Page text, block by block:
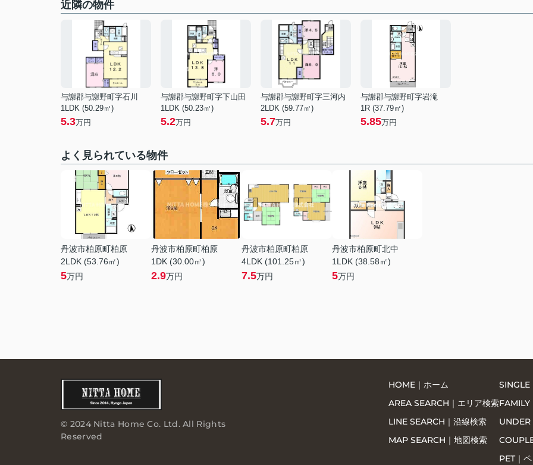
近隣の物件
与謝郡与謝野町字石川
1LDK (50.29㎡)
5.3万円
与謝郡与謝野町字下山田
1LDK (50.23㎡)
5.2万円
与謝郡与謝野町字三河内
2LDK (59.77㎡)
5.7万円
与謝郡与謝野町字岩滝
1R (37.79㎡)
5.85万円
よく見られている物件
丹波市柏原町柏原
2LDK (53.76㎡)
5万円
丹波市柏原町柏原
1DK (30.00㎡)
2.9万円
丹波市柏原町柏原
4LDK (101.25㎡)
7.5万円
丹波市柏原町北中
1LDK (38.58㎡)
5万円
© 2024 Nitta Home Co. Ltd. All Rights
Reserved
HOME｜ホーム
AREA SEARCH｜エリア検索
LINE SEARCH｜沿線検索
MAP SEARCH｜地図検索
SINGLE
FAMILY
UNDER
PET｜